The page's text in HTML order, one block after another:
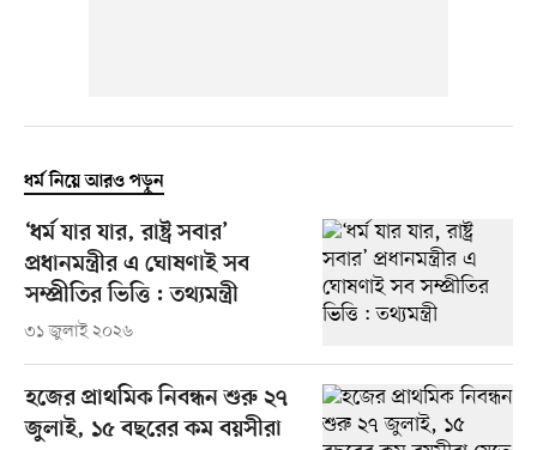
ধর্ম নিয়ে আরও পড়ুন
‘ধর্ম যার যার, রাষ্ট্র সবার’
প্রধানমন্ত্রীর এ ঘোষণাই সব
সম্প্রীতির ভিত্তি : তথ্যমন্ত্রী
৩১ জুলাই ২০২৬
হজের প্রাথমিক নিবন্ধন শুরু ২৭
জুলাই, ১৫ বছরের কম বয়সীরা